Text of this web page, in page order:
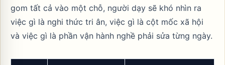
gom tất cả vào một chỗ, người dạy sẽ khó nhìn ra
việc gì là nghi thức tri ân, việc gì là cột mốc xã hội
và việc gì là phần vận hành nghề phải sửa từng ngày.